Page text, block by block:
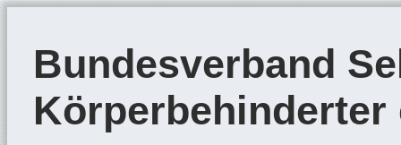
Bundesverband
Körperbehinderter